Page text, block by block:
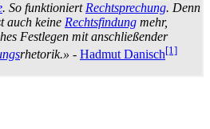
. So funktioniert Rechtsprechung. Denn
auch keine Rechtsfindung mehr,
Festlegen mit anschließender
­rhetorik.» - Hadmut Danisch[1]